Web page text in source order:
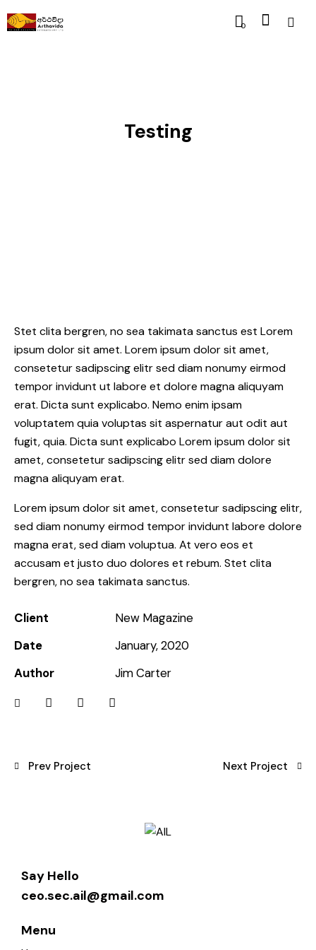
0
Testing
Stet clita bergren, no sea takimata sanctus est Lorem
ipsum dolor sit amet. Lorem ipsum dolor sit amet,
consetetur sadipscing elitr sed diam nonumy eirmod
tempor invidunt ut labore et dolore magna aliquyam
erat. Dicta sunt explicabo. Nemo enim ipsam
voluptatem quia voluptas sit aspernatur aut odit aut
fugit, quia. Dicta sunt explicabo Lorem ipsum dolor sit
amet, consetetur sadipscing elitr sed diam dolore
magna aliquyam erat.
Lorem ipsum dolor sit amet, consetetur sadipscing elitr,
sed diam nonumy eirmod tempor invidunt labore dolore
magna erat, sed diam voluptua. At vero eos et
accusam et justo duo dolores et rebum. Stet clita
bergren, no sea takimata sanctus.
Client
New Magazine
Date
January, 2020
Author
Jim Carter
Prev Project Next Project
Say Hello
ceo.sec.ail@gmail.com
Menu